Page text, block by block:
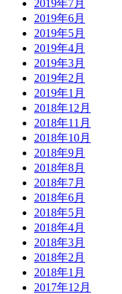
2019年7月
2019年6月
2019年5月
2019年4月
2019年3月
2019年2月
2019年1月
2018年12月
2018年11月
2018年10月
2018年9月
2018年8月
2018年7月
2018年6月
2018年5月
2018年4月
2018年3月
2018年2月
2018年1月
2017年12月